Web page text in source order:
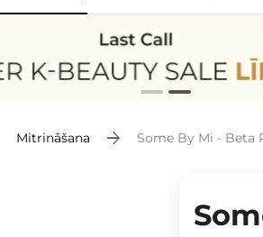
Mitrināšana Some By Mi - Beta